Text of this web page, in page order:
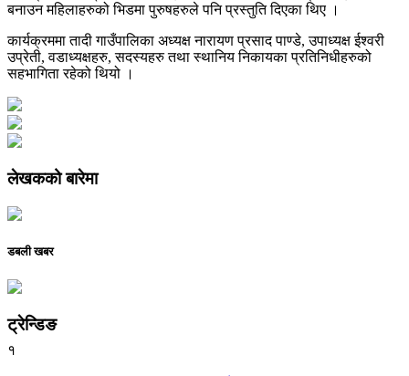
बनाउन महिलाहरुको भिडमा पुरुषहरुले पनि प्रस्तुति दिएका थिए ।
कार्यक्रममा तादी गाउँपालिका अध्यक्ष नारायण प्रसाद पाण्डे, उपाध्यक्ष ईश्वरी
उप्रेती, वडाध्यक्षहरु, सदस्यहरु तथा स्थानिय निकायका प्रतिनिधीहरुको
सहभागिता रहेको थियो ।
लेखकको बारेमा
डबली खबर
ट्रेन्डिङ
१